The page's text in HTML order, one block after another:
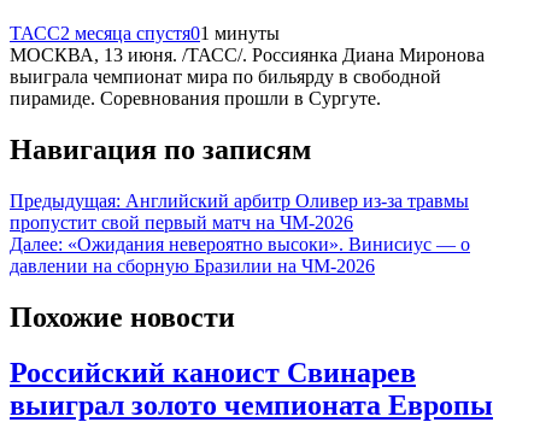
ТАСС2 месяца спустя01 минуты
МОСКВА, 13 июня. /ТАСС/. Россиянка Диана Миронова
выиграла чемпионат мира по бильярду в свободной
пирамиде. Соревнования прошли в Сургуте.
Навигация по записям
Предыдущая: Английский арбитр Оливер из‑за травмы
пропустит свой первый матч на ЧМ‑2026
Далее: «Ожидания невероятно высоки». Винисиус — о
давлении на сборную Бразилии на ЧМ‑2026
Похожие новости
Российский каноист Свинарев
выиграл золото чемпионата Европы